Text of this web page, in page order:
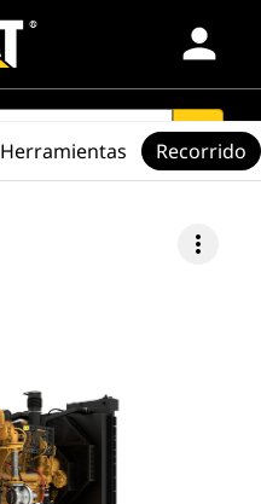
person
search
more_vert
Herramientas Recorrido